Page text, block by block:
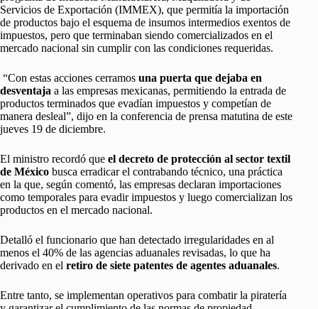
Servicios de Exportación (IMMEX), que permitía la importación
de productos bajo el esquema de insumos intermedios exentos de
impuestos, pero que terminaban siendo comercializados en el
mercado nacional sin cumplir con las condiciones requeridas.
“Con estas acciones cerramos una puerta que dejaba en
desventaja a las empresas mexicanas, permitiendo la entrada de
productos terminados que evadían impuestos y competían de
manera desleal”, dijo en la conferencia de prensa matutina de este
jueves 19 de diciembre.
El ministro recordó que el decreto de protección al sector textil
de México busca erradicar el contrabando técnico, una práctica
en la que, según comentó, las empresas declaran importaciones
como temporales para evadir impuestos y luego comercializan los
productos en el mercado nacional.
Detalló el funcionario que han detectado irregularidades en al
menos el 40% de las agencias aduanales revisadas, lo que ha
derivado en el retiro de siete patentes de agentes aduanales.
Entre tanto, se implementan operativos para combatir la piratería